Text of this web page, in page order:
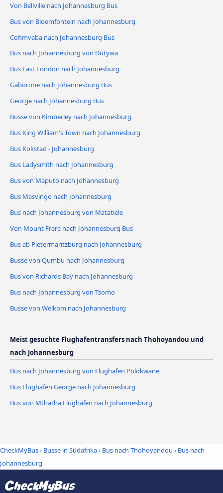
Von Bellville nach Johannesburg Bus
Bus von Bloemfontein nach Johannesburg
Cofimvaba nach Johannesburg Bus
Bus nach Johannesburg von Dutywa
Bus East London nach Johannesburg
Gaborone nach Johannesburg Bus
George nach Johannesburg Bus
Busse von Kimberley nach Johannesburg
Bus King William's Town nach Johannesburg
Bus Kokstad - Johannesburg
Bus Ladysmith nach Johannesburg
Bus von Maputo nach Johannesburg
Bus Masvingo nach Johannesburg
Bus nach Johannesburg von Matatiele
Von Mount Frere nach Johannesburg Bus
Bus ab Pietermaritzburg nach Johannesburg
Busse von Qumbu nach Johannesburg
Bus von Richards Bay nach Johannesburg
Bus nach Johannesburg von Tsomo
Busse von Welkom nach Johannesburg
Meist gesuchte Flughafentransfers nach Thohoyandou und
nach Johannesburg
Bus nach Johannesburg von Flughafen Polokwane
Bus Flughafen George nach Johannesburg
Bus von Mthatha Flughafen nach Johannesburg
CheckMyBus› Busse in Südafrika› Bus nach Thohoyandou › Bus nach
Johannesburg